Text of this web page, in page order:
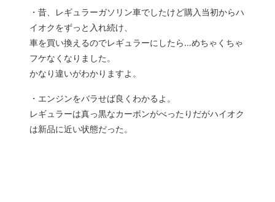
・昔、レギュラーガソリン車でしたけど購入当初からハ
イオクをずっと入れ続け、
車を買い換えるのでレギュラーにしたら…めちゃくちゃ
フケなくなりました。
かなり違いがわかりますよ。
・エンジンをバラせば良くわかるよ。
レギュラーは真っ黒なカーボンがべったりだがハイオク
は新品に近い状態だった。